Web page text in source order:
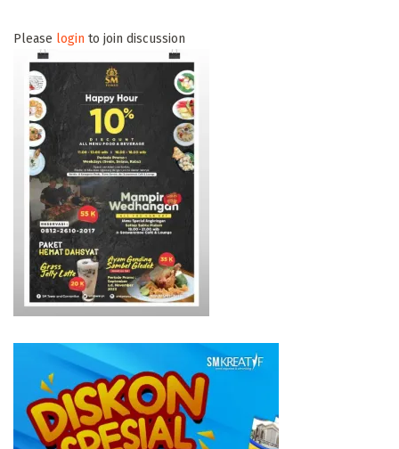
Please login to join discussion